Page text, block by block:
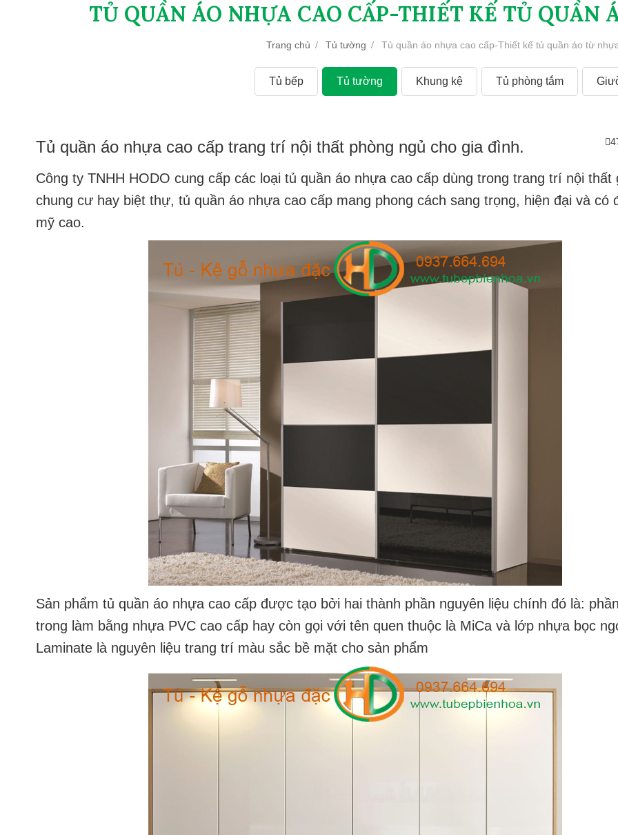
TỦ QUẦN ÁO NHỰA CAO CẤP-THIẾT KẾ TỦ QUẦN
Trang chủ Tủ tường Tủ quần áo nhựa cao cấp-Thiết kế tủ quần áo từ
Tủ bếp Tủ tường Khung kệ Tủ phòng tắm
Tủ quần áo nhựa cao cấp trang trí nội thất phòng ngủ cho gia đình.
Công ty TNHH HODO cung cấp các loại tủ quần áo nhựa cao cấp dùng trong trang trí nội thất
chung cư hay biệt thự, tủ quần áo nhựa cao cấp mang phong cách sang trọng, hiện đại và có
mỹ cao.
Sản phẩm tủ quần áo nhựa cao cấp được tạo bởi hai thành phần nguyên liệu chính đó là:
trong làm bằng nhựa PVC cao cấp hay còn gọi với tên quen thuộc là MiCa và lớp nhựa bọc
Laminate là nguyên liệu trang trí màu sắc bề mặt cho sản phẩm